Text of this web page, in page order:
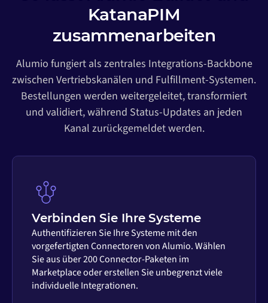
KatanaPIM
zusammenarbeiten
Alumio fungiert als zentrales Integrations-Backbone
zwischen Vertriebskanälen und Fulfillment-Systemen.
Bestellungen werden weitergeleitet, transformiert
und validiert, während Status-Updates an jeden
Kanal zurückgemeldet werden.
Verbinden Sie Ihre Systeme
Authentifizieren Sie Ihre Systeme mit den
vorgefertigten Connectoren von Alumio. Wählen
Sie aus über 200 Connector-Paketen im
Marketplace oder erstellen Sie unbegrenzt viele
individuelle Integrationen.